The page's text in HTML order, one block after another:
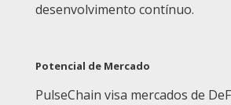
desenvolvimento contínuo.
Potencial de Mercado
PulseChain visa mercados de